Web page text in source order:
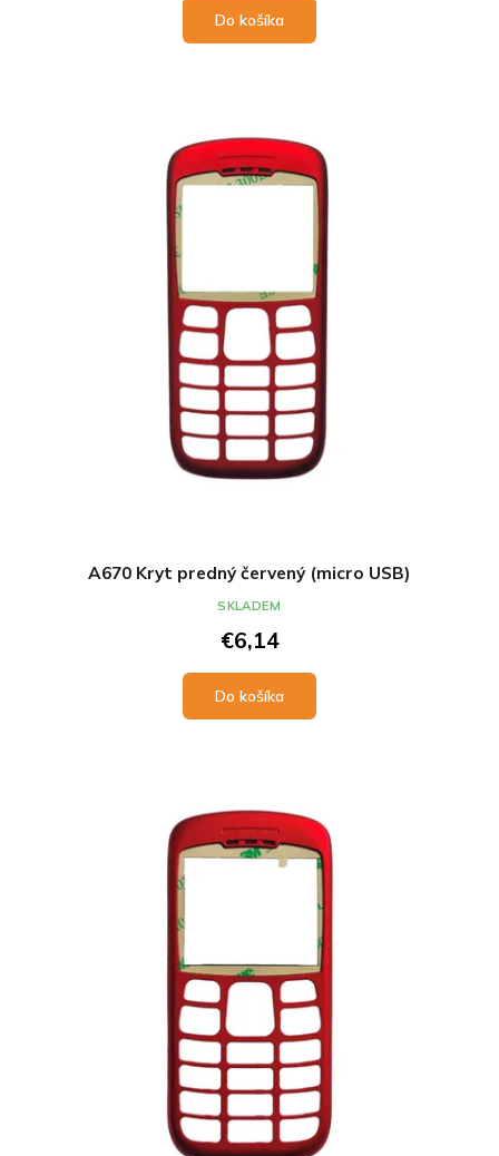
Do košíka
A670 Kryt predný červený (micro USB)
€6,14
Do košíka
SKLADEM